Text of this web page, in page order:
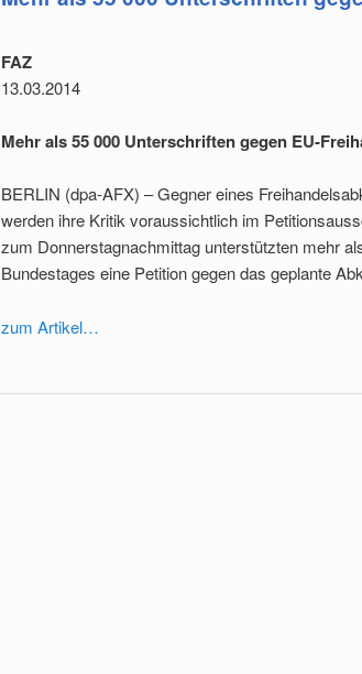
FAZ
13.03.2014
Mehr als 55 000 Unterschriften gegen EU-
BERLIN (dpa-AFX) – Gegner eines
werden ihre Kritik voraussichtlich im
zum Donnerstagnachmittag unterstützten mehr
Bundestages eine Petition gegen das geplante
zum Artikel…